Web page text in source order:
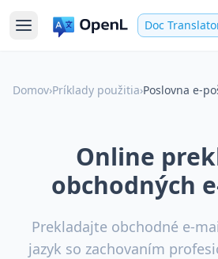
Doc
Domov›Príklady použitia›Poslovna e-
Online
obchodných
Prekladajte obchodné e-
jazyk so zachovaním